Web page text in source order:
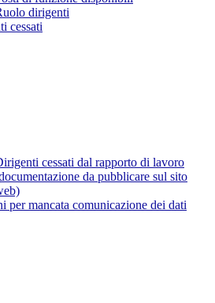
dirigenti
cessati
cessati dal rapporto di lavoro
da pubblicare sul sito
per mancata comunicazione dei dati